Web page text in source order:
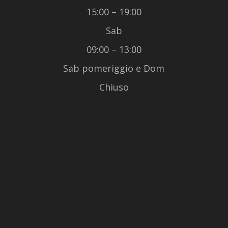
15:00 – 19:00
Sab
09:00 – 13:00
Sab pomeriggio e Dom
Chiuso